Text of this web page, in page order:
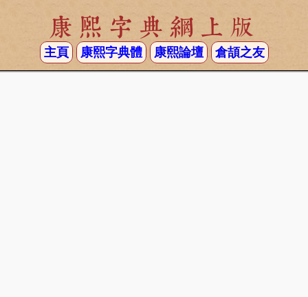
康熙字典網上版
主頁 康熙字典體 康熙論壇 倉頡之友